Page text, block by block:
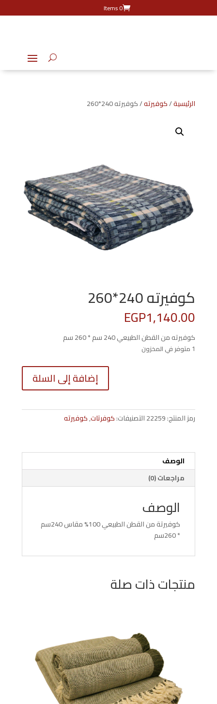
0 Items
الرئيسية/كوفيرته/ كوفيرته 240*260
كوفيرته 240*260
EGP1,140.00
كوفيرته من القطن الطبيعي 240 سم * 260 سم
1 متوفر في المخزون
كمية
240*260
إضافة إلى السلة
رمز المنتج:22259التصنيفات:كوفرتات,كوفيرته
الوصف
مراجعات (0)
الوصف
كوفيرتة من القطن الطبيعي 100% مقاس 240سم
* 260سم
منتجات ذات صلة